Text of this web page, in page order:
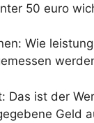
50 euro
Wie
Das ist der
Geld